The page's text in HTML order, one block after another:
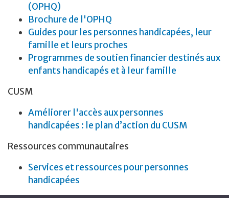
(OPHQ)
Brochure de l'OPHQ
Guides pour les personnes handicapées, leur
famille et leurs proches
Programmes de soutien financier destinés aux
enfants handicapés et à leur famille
CUSM
Améliorer l'accès aux personnes
handicapées : le plan d’action du CUSM
Ressources communautaires
Services et ressources pour personnes
handicapées